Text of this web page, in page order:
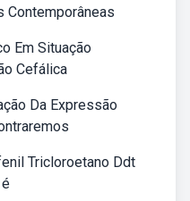
Contemporâneas
Em Situação
Cefálica
Da Expressão
Tricloroetano Ddt